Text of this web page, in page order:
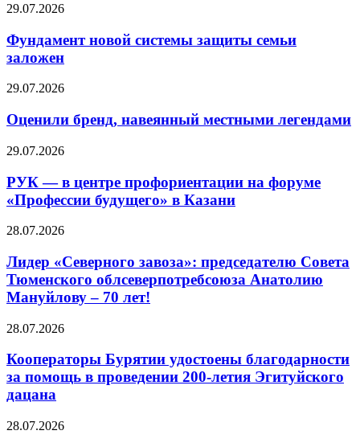
29.07.2026
Фундамент новой системы защиты семьи
заложен
29.07.2026
Оценили бренд, навеянный местными легендами
29.07.2026
РУК — в центре профориентации на форуме
«Профессии будущего» в Казани
28.07.2026
Лидер «Северного завоза»: председателю Совета
Тюменского облсеверпотребсоюза Анатолию
Мануйлову – 70 лет!
28.07.2026
Кооператоры Бурятии удостоены благодарности
за помощь в проведении 200-летия Эгитуйского
дацана
28.07.2026